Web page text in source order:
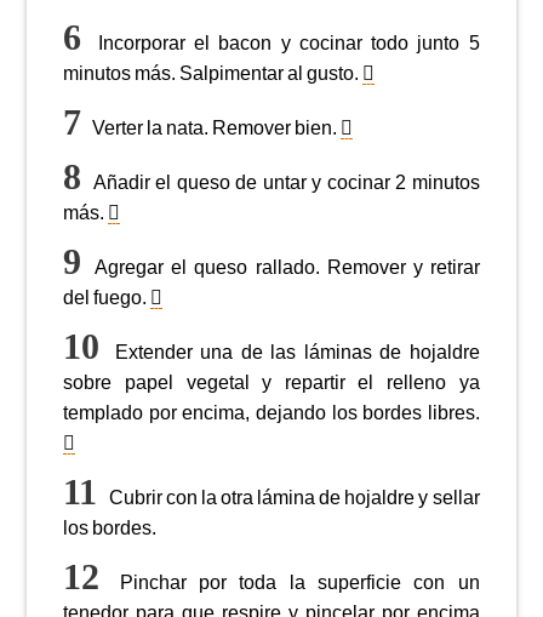
Incorporar el bacon y cocinar todo junto 5
minutos más. Salpimentar al gusto.
Verter la nata. Remover bien.
Añadir el queso de untar y cocinar 2 minutos
más.
Agregar el queso rallado. Remover y retirar
del fuego.
Extender una de las láminas de hojaldre
sobre papel vegetal y repartir el relleno ya
templado por encima, dejando los bordes libres.
Cubrir con la otra lámina de hojaldre y sellar
los bordes.
Pinchar por toda la superficie con un
tenedor para que respire y pincelar por encima